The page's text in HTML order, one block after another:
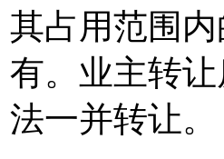
其占用范围
有。业主转
法一并转让。